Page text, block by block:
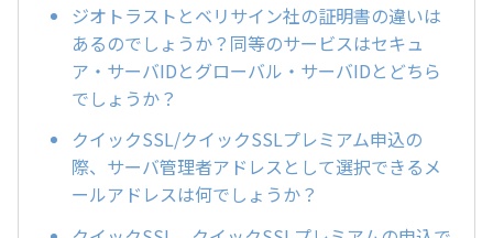
ジオトラストとベリサイン社の証明書の違いは
あるのでしょうか？同等のサービスはセキュ
ア・サーバIDとグローバル・サーバIDとどちら
でしょうか？
クイックSSL/クイックSSLプレミアム申込の
際、サーバ管理者アドレスとして選択できるメ
ールアドレスは何でしょうか？